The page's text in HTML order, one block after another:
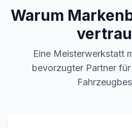
Warum
Eine Meisterwerkstatt
bevorzugter Partner